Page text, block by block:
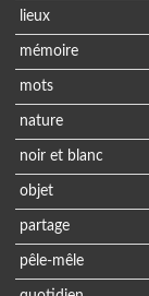
lieux
mémoire
mots
nature
noir et blanc
objet
partage
pêle-mêle